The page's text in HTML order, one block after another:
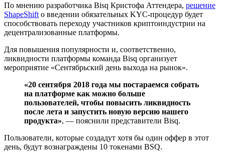
По мнению разработчика Bisq Кристофа Аттендера, решение
ShapeShift о введении обязательных KYC-процедур будет
способствовать переходу участников криптоиндустрии на
децентрализованные платформы.
Для повышения популярности и, соответственно,
ликвидности платформы команда Bisq организует
мероприятие «Сентябрьский день выхода на рынок».
«20 сентября 2018 года мы постараемся собрать
на платформе как можно больше
пользователей, чтобы повысить ликвидность
после лета и запустить новую версию нашего
продукта», — пояснили представители Bisq.
Пользователи, которые создадут хотя бы один оффер в этот
день, будут вознаграждены 10 токенами BSQ.